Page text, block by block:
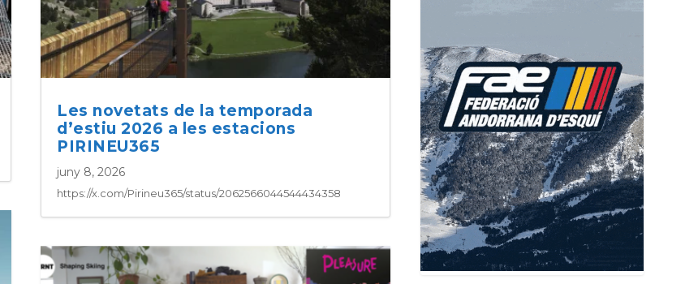
Les novetats de la temporada
d’estiu 2026 a les estacions
PIRINEU365
juny 8, 2026
https://x.com/Pirineu365/status/2062566044544434358